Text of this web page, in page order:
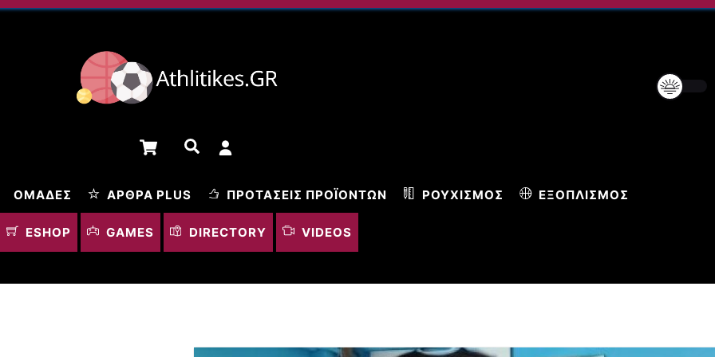
Cart Αναζήτηση
ΟΜΆΔΕΣ ΆΡΘΡΑ PLUS ΠΡΟΤΆΣΕΙΣ ΠΡΟΪΌΝΤΩΝ ΡΟΥΧΙΣΜΌΣ ΕΞΟΠΛΙΣΜΌΣ
ESHOP GAMES DIRECTORY VIDEOS